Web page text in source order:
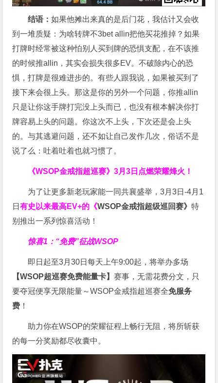
结语：如果他摊出来真的是后门花，我估计又会收
到一堆质疑：为啥转牌不3bet allin把他买花推掉？如果
打牌时经常被这种怕别人买到牌的恐惧支配，在不该推
的时候推allin，其实会损失很多EV。不破除内心的恐
惧，打牌是很难进步的。有些人跟我说，如果被买到了
接下来会很上头。那这是你的另外一个问题，你推allin
只是让你这手牌打完没上头而已，也没有根本解决你打
牌容易上头的问题。你这次不上头，下次还是会上头
的。与其逃避问题，还不如让自己发作几次，俗话不是
说了么：吐着吐着也就习惯了。
《WSOP金戒指超巡赛》3月3日点燃荣耀烽火！
为了让更多新老玩家能一同共襄盛举，3月3日-4月1
日有史以来最高EV+的《WSOP金戒指超级巡回赛》特
别推出一系列惊喜活动！
惊喜1：“免费”征战WSOP
即日起至3月30日每天上午9:00起，将举办多场
【WSOP超巡赛免费能量卡】赛事，无需花费分文，只
要夺冠便享无限能量～WSOP金戒指超巡赛全免服务
费 ！
助力你在WSOP的荣耀征程上畅行无阻，将所斩获
的每一分奖励都尽收囊中。